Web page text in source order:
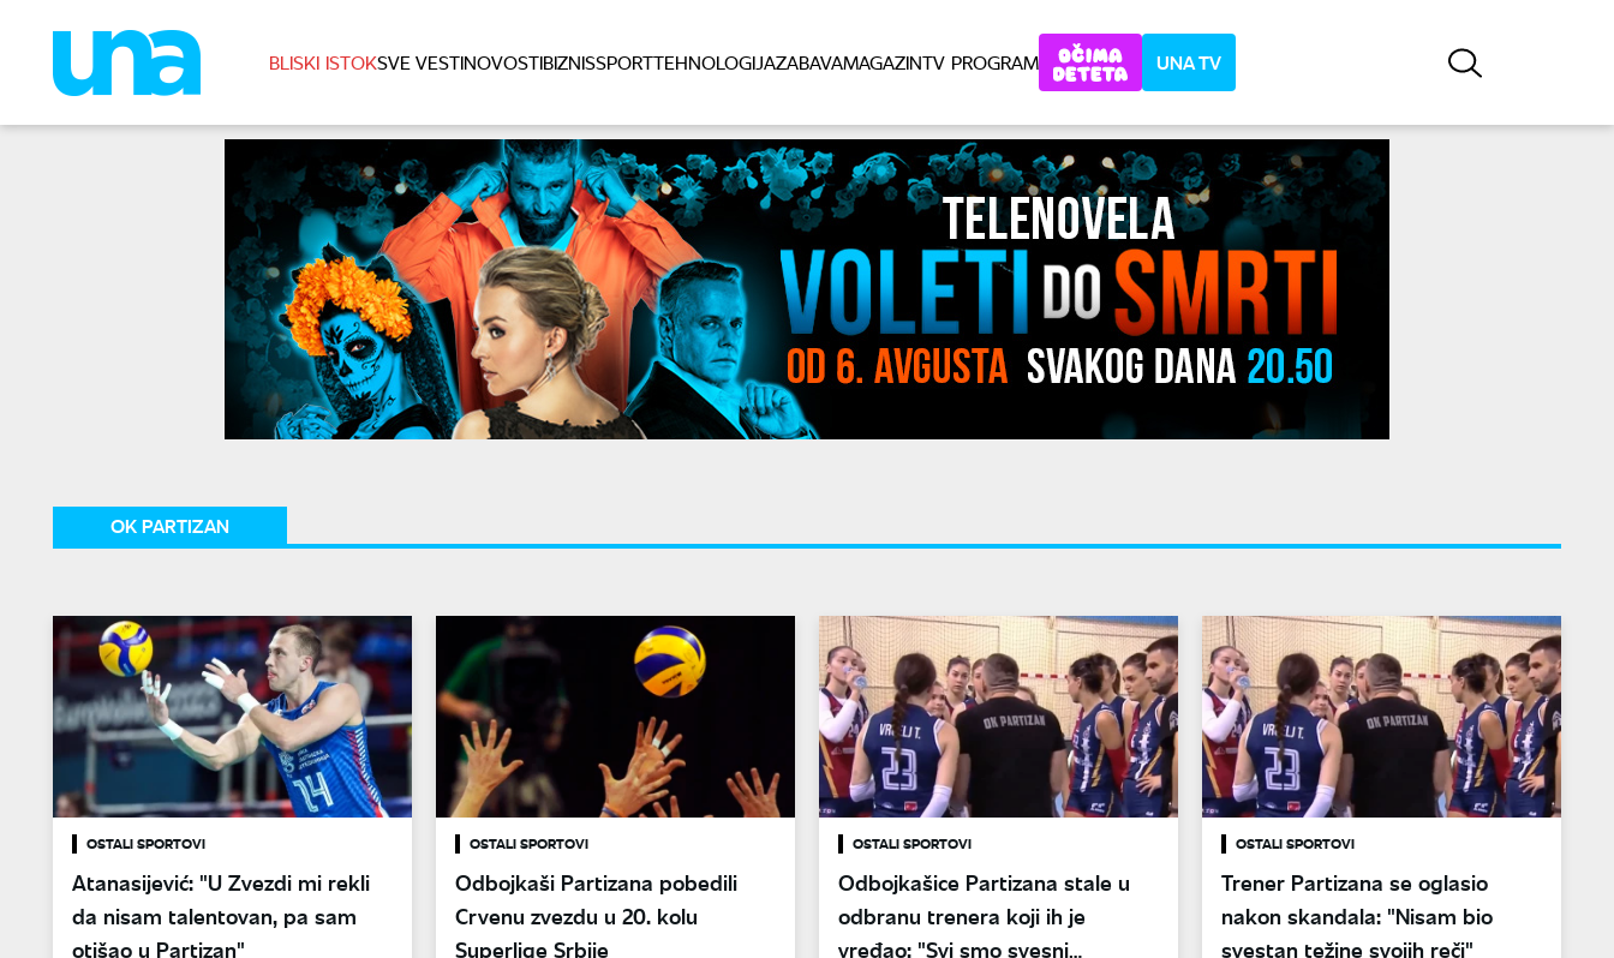
BLISKI ISTOKSVE VESTINOVOSTIBIZNISSPORTTEHNOLOGIJAZABAVAMAGAZINTV PROGRAM UNA TV
OK PARTIZAN
OSTALI SPORTOVI
Atanasijević: "U Zvezdi mi rekli
da nisam talentovan, pa sam
otišao u Partizan"
OSTALI SPORTOVI
Odbojkaši Partizana pobedili
Crvenu zvezdu u 20. kolu
Superlige Srbije
OSTALI SPORTOVI
Odbojkašice Partizana stale u
odbranu trenera koji ih je
vređao: "Svi smo svesni
OSTALI SPORTOVI
Trener Partizana se oglasio
nakon skandala: "Nisam bio
svestan težine svojih reči"